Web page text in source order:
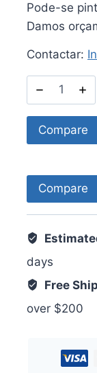
Pode-se
Damos
Contactar:
Compare
Compare
days
Free
over $200